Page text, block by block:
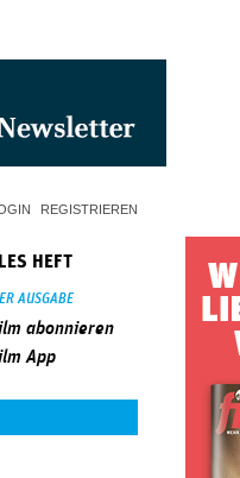
REGISTRIEREN
HEFT
AUSGABE
abonnieren
App